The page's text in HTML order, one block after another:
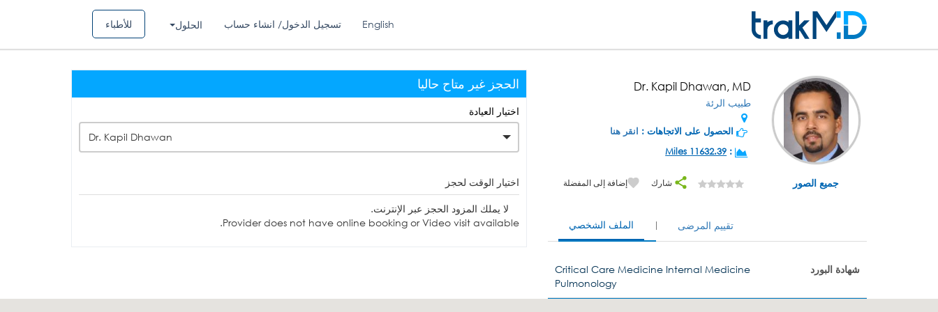
للأطباء الحلول تسجيل الدخول/ انشاء حساب English
جميع الصور
Dr. Kapil Dhawan, MD
طبيب الرئة
الحصول على الاتجاهات : انقر هنا
:
11632.39 Miles
شارك إضافة إلى المفضلة
الملف الشخصي تقييم المرضى
شهادة البورد
Critical Care Medicine Internal Medicine
Pulmonology
الحجز غير متاح حاليا
اختيار العيادة
Dr. Kapil Dhawan
اختيار الوقت لحجز
لا يملك المزود الحجز عبر الإنترنت.
Provider does not have online booking or Video visit available.